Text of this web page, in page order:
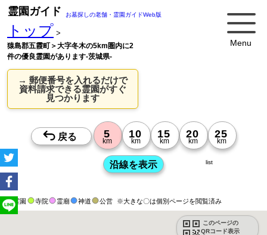
Menu
霊園ガイド お墓探しの老舗・霊園ガイドWeb版
トップ >
猿島郡五霞町＞大字冬木の5km圏内に2
件の優良霊園があります-茨城県-
→ 郵便番号を入れるだけで
資料請求できる霊園がすぐ
見つかります
霊園 寺院 霊廟 神道 公営 ※大きな〇は個別ページを閲覧済み
このページの
QRコード表示
list